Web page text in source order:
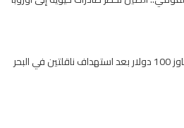
سعر النفط تجاوز 100 دولار بعد استهداف ناقلتين في البحر